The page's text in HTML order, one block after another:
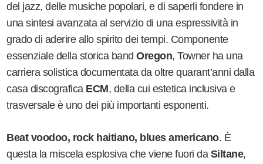
del jazz, delle musiche popolari, e di saperli fondere in
una sintesi avanzata al servizio di una espressività in
grado di aderire allo spirito dei tempi. Componente
essenziale della storica bandOregon, Towner ha una
carriera solistica documentata da oltre quarant’anni dalla
casa discografica ECM, della cui estetica inclusiva e
trasversale è uno dei più importanti esponenti.
Beat voodoo, rock haitiano, blues americano. È
questa la miscela esplosiva che viene fuori da Siltane,